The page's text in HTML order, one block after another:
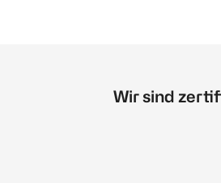
Wir sind